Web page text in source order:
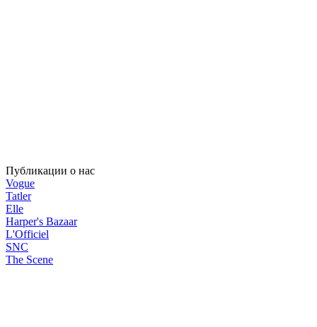
Публикации о нас
Vogue
Tatler
Elle
Harper's Bazaar
L'Officiel
SNC
The Scene